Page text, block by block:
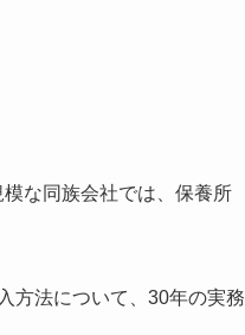
な同族会社では、保養所
方法について、30年の実務